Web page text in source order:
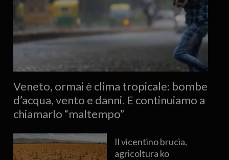
Veneto, ormai è clima tropicale: bombe
d’acqua, vento e danni. E continuiamo a
chiamarlo “maltempo”
Il vicentino brucia,
agricoltura ko